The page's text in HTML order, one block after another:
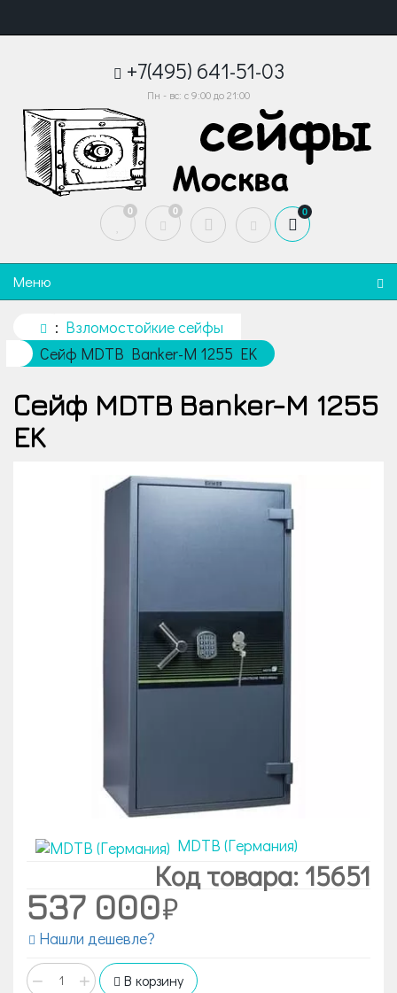
+7(495) 641-51-03
Пн - вс: с 9:00 до 21:00
0 0 0
Меню
Взломостойкие сейфы
Сейф MDTB Banker-M 1255 EK
Сейф MDTB Banker-M 1255
EK
MDTB (Германия)
Код товара: 15651
537 000
Нашли дешевле?
− + В корзину